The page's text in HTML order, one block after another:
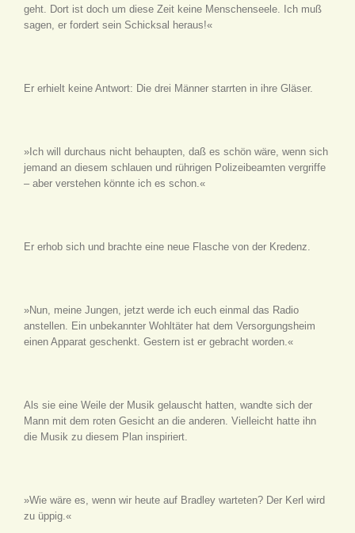
geht. Dort ist doch um diese Zeit keine Menschenseele. Ich muß
sagen, er fordert sein Schicksal heraus!«
Er erhielt keine Antwort: Die drei Männer starrten in ihre Gläser.
»Ich will durchaus nicht behaupten, daß es schön wäre, wenn sich
jemand an diesem schlauen und rührigen Polizeibeamten vergriffe
– aber verstehen könnte ich es schon.«
Er erhob sich und brachte eine neue Flasche von der Kredenz.
»Nun, meine Jungen, jetzt werde ich euch einmal das Radio
anstellen. Ein unbekannter Wohltäter hat dem Versorgungsheim
einen Apparat geschenkt. Gestern ist er gebracht worden.«
Als sie eine Weile der Musik gelauscht hatten, wandte sich der
Mann mit dem roten Gesicht an die anderen. Vielleicht hatte ihn
die Musik zu diesem Plan inspiriert.
»Wie wäre es, wenn wir heute auf Bradley warteten? Der Kerl wird
zu üppig.«